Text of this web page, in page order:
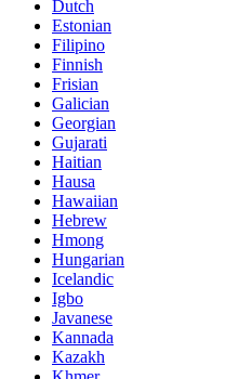
Dutch
Estonian
Filipino
Finnish
Frisian
Galician
Georgian
Gujarati
Haitian
Hausa
Hawaiian
Hebrew
Hmong
Hungarian
Icelandic
Igbo
Javanese
Kannada
Kazakh